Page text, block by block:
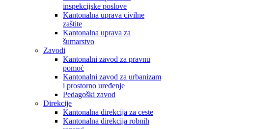
inspekcijske poslove
Kantonalna uprava civilne
zaštite
Kantonalna uprava za
šumarstvo
Zavodi
Kantonalni zavod za pravnu
pomoć
Kantonalni zavod za urbanizam
i prostorno uređenje
Pedagoški zavod
Direkcije
Kantonalna direkcija za ceste
Kantonalna direkcija robnih